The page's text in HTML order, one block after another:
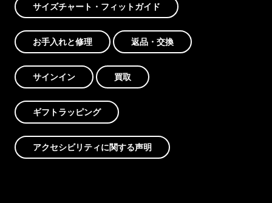
サイズチャート・フィットガイド
お手入れと修理 返品・交換
サインイン 買取
ギフトラッピング
アクセシビリティに関する声明